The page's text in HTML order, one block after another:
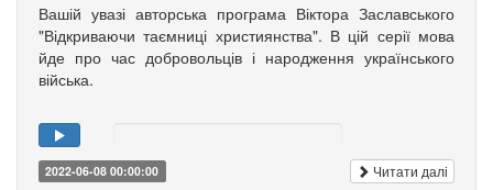
Вашій увазі авторська програма Віктора Заславського
"Відкриваючи таємниці християнства". В цій серії мова
йде про час добровольців і народження українського
війська.
2022-06-08 00:00:00 Читати далі